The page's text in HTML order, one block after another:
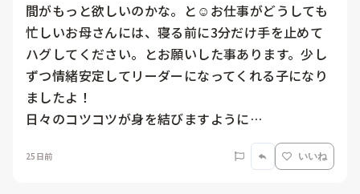
間がもっと欲しいのかな。と☺️お仕事がどうしても
忙しいお母さんには、寝る前に3分だけ手を止めて
ハグしてください。とお願いした事あります。少し
ずつ情緒安定してリーダーになってくれる子になり
ましたよ！
日々のコツコツが身を結びますように…
25日前 いいね